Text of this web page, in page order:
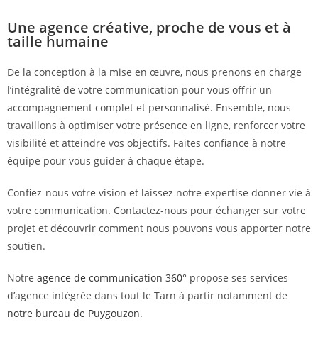
Une agence créative, proche de vous et à
taille humaine
De la conception à la mise en œuvre, nous prenons en charge
l’intégralité de votre communication pour vous offrir un
accompagnement complet et personnalisé. Ensemble, nous
travaillons à optimiser votre présence en ligne, renforcer votre
visibilité et atteindre vos objectifs. Faites confiance à notre
équipe pour vous guider à chaque étape.
Confiez-nous votre vision et laissez notre expertise donner vie à
votre communication. Contactez-nous pour échanger sur votre
projet et découvrir comment nous pouvons vous apporter notre
soutien.
Notre agence de communication 360° propose ses services
d’agence intégrée dans tout le Tarn à partir notamment de
notre bureau de Puygouzon.